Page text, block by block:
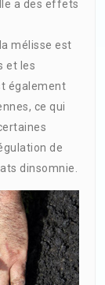
a des effets
mélisse est
et les
également
ce qui
de
dinsomnie.